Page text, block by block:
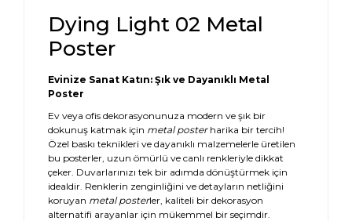
Dying Light 02 Metal
Poster
Evinize Sanat Katın: Şık ve Dayanıklı Metal
Poster
Ev veya ofis dekorasyonunuza modern ve şık bir
dokunuş katmak için metal posterharika bir tercih!
Özel baskı teknikleri ve dayanıklı malzemelerle üretilen
bu posterler, uzun ömürlü ve canlı renkleriyle dikkat
çeker. Duvarlarınızı tek bir adımda dönüştürmek için
idealdir. Renklerin zenginliğini ve detayların netliğini
koruyan metal posterler, kaliteli bir dekorasyon
alternatifi arayanlar için mükemmel bir seçimdir.